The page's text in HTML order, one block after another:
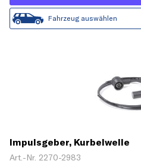
Fahrzeug auswählen
Impulsgeber, Kurbelwelle
Art.-Nr. 2270-2983